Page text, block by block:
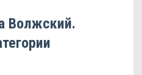
Волжский.